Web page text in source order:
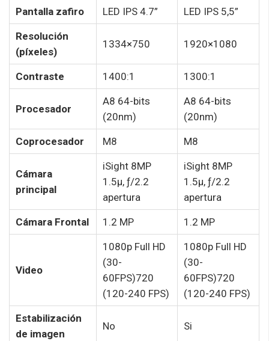
Pantalla zafiro LED IPS 4.7” LED IPS 5,5”
Resolución
(píxeles)
1334×750 1920×1080
Contraste 1400:1 1300:1
Procesador
A8 64-bits
(20nm)
A8 64-bits
(20nm)
Coprocesador M8 M8
Cámara
principal
iSight 8MP
1.5µ, ƒ/2.2
apertura
iSight 8MP
1.5µ, ƒ/2.2
apertura
Cámara Frontal 1.2 MP 1.2 MP
Video
1080p Full HD
(30-
60FPS)720
(120-240 FPS)
1080p Full HD
(30-
60FPS)720
(120-240 FPS)
Estabilización
de imagen
No Si